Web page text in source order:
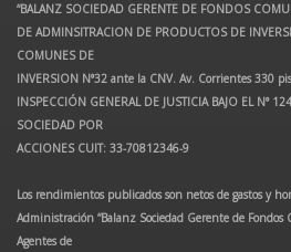
“BALANZ SOCIEDAD GERENTE DE FONDOS
DE ADMINSITRACION DE PRODUCTOS DE
COMUNES DE
INVERSION N°32 ante la CNV. Av. Corrientes 330
INSPECCIÓN GENERAL DE JUSTICIA BAJO EL N°
SOCIEDAD POR
ACCIONES CUIT: 33-70812346-9
Los rendimientos publicados son netos de gastos y
Administración “Balanz Sociedad Gerente de Fondos
Agentes de